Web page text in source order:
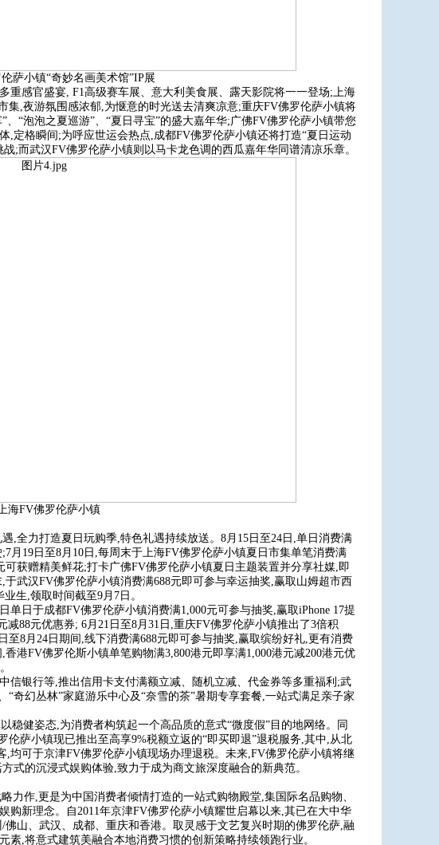
萨小镇“奇妙名画美术馆”IP展
重感官盛宴, F1高级赛车展、意大利美食展、露天影院将一一登场;上海
集,夜游氛围感浓郁,为惬意的时光送去清爽凉意;重庆FV佛罗伦萨小镇将
“泡泡之夏巡游”、“夏日寻宝”的盛大嘉年华;广佛FV佛罗伦萨小镇带您
,定格瞬间;为呼应世运会热点,成都FV佛罗伦萨小镇还将打造“夏日运动
;而武汉FV佛罗伦萨小镇则以马卡龙色调的西瓜嘉年华同谱清凉乐章。
海FV佛罗伦萨小镇
,全力打造夏日玩购季,特色礼遇持续放送。8月15日至24日,单日消费满
月19日至8月10日,每周末于上海FV佛罗伦萨小镇夏日市集单笔消费满
获赠精美鲜花;打卡广佛FV佛罗伦萨小镇夏日主题装置并分享社媒,即
武汉FV佛罗伦萨小镇消费满688元即可参与幸运抽奖,赢取山姆超市西
生,领取时间截至9月7日。
单日于成都FV佛罗伦萨小镇消费满1,000元可参与抽奖,赢取iPhone 17提
88元优惠券; 6月21日至8月31日,重庆FV佛罗伦萨小镇推出了3倍积
至8月24日期间,线下消费满688元即可参与抽奖,赢取缤纷好礼,更有消费
港FV佛罗伦斯小镇单笔购物满3,800港元即享满1,000港元减200港元优
信银行等,推出信用卡支付满额立减、随机立减、代金券等多重福利;武
奇幻丛林”家庭游乐中心及“奈雪的茶”暑期专享套餐,一站式满足亲子家
稳健姿态,为消费者构筑起一个高品质的意式“微度假”目的地网络。同
萨小镇现已推出至高享9%税额立返的“即买即退”退税服务,其中,从北
均可于京津FV佛罗伦萨小镇现场办理退税。未来,FV佛罗伦萨小镇将继
式的沉浸式娱购体验,致力于成为商文旅深度融合的新典范。
力作,更是为中国消费者倾情打造的一站式购物殿堂,集国际名品购物、
购新理念。自2011年京津FV佛罗伦萨小镇耀世启幕以来,其已在大中华
山、武汉、成都、重庆和香港。取灵感于文艺复兴时期的佛罗伦萨,融
,将意式建筑美融合本地消费习惯的创新策略持续领跑行业。